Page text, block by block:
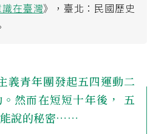
在臺灣》，臺北：民國歷史
義青年團發起五四運動二
然而在短短十年後， 五
能說的秘密……